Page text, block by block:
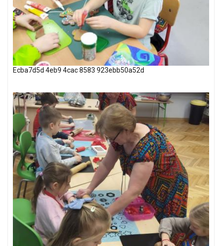
Ecba7d5d 4eb9 4cac 8583 923ebb50a52d